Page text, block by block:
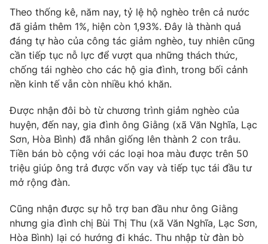
Hậu trường
Nhân vật
Khán giả
Giải sao mai
Điện ảnh
Âm nhạc
Sao
Đời sống
Du lịch
Làm đẹp
Giáo dục
Tuyển sinh
Học trực tuyến
Hitech Công nghệ tương lai
Sản phẩm
Thị trường
Giao lưu trực tuyến
Lịch phát sóng
Chuyên mục khác
Emagazine Podcast
Theo thống kê, năm nay, tỷ lệ hộ nghèo trên cả nước
đã giảm thêm 1%, hiện còn 1,93%. Đây là thành quả
đáng tự hào của công tác giảm nghèo, tuy nhiên cũng
cần tiếp tục nỗ lực để vượt qua những thách thức,
chống tái nghèo cho các hộ gia đình, trong bối cảnh
nền kinh tế vẫn còn nhiều khó khăn.
Được nhận đôi bò từ chương trình giảm nghèo của
huyện, đến nay, gia đình ông Giằng (xã Văn Nghĩa, Lạc
Sơn, Hòa Bình) đã nhân giống lên thành 2 con trâu.
Tiền bán bò cộng với các loại hoa màu được trên 50
triệu giúp ông trả được vốn vay và tiếp tục tái đầu tư
mở rộng đàn.
Cũng nhận được sự hỗ trợ ban đầu như ông Giằng
nhưng gia đình chị Bùi Thị Thu (xã Văn Nghĩa, Lạc Sơn,
Hòa Bình) lại có hướng đi khác. Thu nhập từ đàn bò